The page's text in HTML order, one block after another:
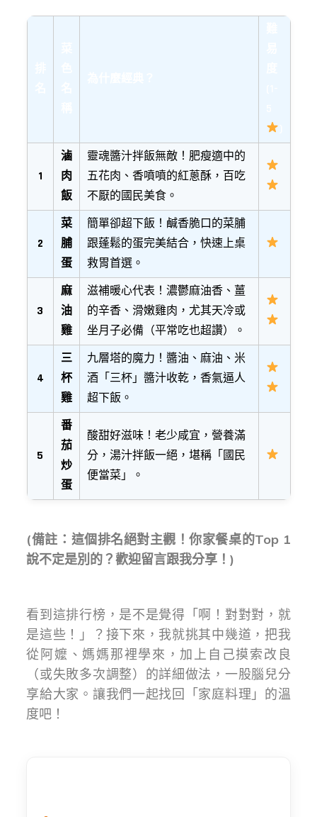
1
滷
肉
飯
靈魂醬汁拌飯無敵！肥瘦適中的
五花肉、香噴噴的紅蔥酥，百吃
不厭的國民美食。
2
菜
脯
蛋
簡單卻超下飯！鹹香脆口的菜脯
跟蓬鬆的蛋完美結合，快速上桌
救胃首選。
3
麻
油
雞
滋補暖心代表！濃鬱麻油香、薑
的辛香、滑嫩雞肉，尤其天冷或
坐月子必備（平常吃也超讚）。
4
三
杯
雞
九層塔的魔力！醬油、麻油、米
酒「三杯」醬汁收乾，香氣逼人
超下飯。
5
番
茄
炒
蛋
酸甜好滋味！老少咸宜，營養滿
分，湯汁拌飯一絕，堪稱「國民
便當菜」。
(備註：這個排名絕對主觀！你家餐桌的Top 1
說不定是別的？歡迎留言跟我分享！)
看到這排行榜，是不是覺得「啊！對對對，就
是這些！」？接下來，我就挑其中幾道，把我
從阿嬤、媽媽那裡學來，加上自己摸索改良
（或失敗多次調整）的詳細做法，一股腦兒分
享給大家。讓我們一起找回「家庭料理」的溫
度吧！